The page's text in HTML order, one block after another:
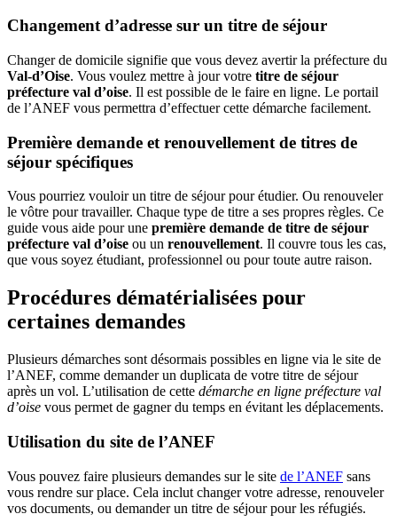
Changement d’adresse sur un titre de séjour
Changer de domicile signifie que vous devez avertir la préfecture du
Val-d’Oise. Vous voulez mettre à jour votre titre de séjour
préfecture val d’oise. Il est possible de le faire en ligne. Le portail
de l’ANEF vous permettra d’effectuer cette démarche facilement.
Première demande et renouvellement de titres de
séjour spécifiques
Vous pourriez vouloir un titre de séjour pour étudier. Ou renouveler
le vôtre pour travailler. Chaque type de titre a ses propres règles. Ce
guide vous aide pour une première demande de titre de séjour
préfecture val d’oise ou un renouvellement. Il couvre tous les cas,
que vous soyez étudiant, professionnel ou pour toute autre raison.
Procédures dématérialisées pour
certaines demandes
Plusieurs démarches sont désormais possibles en ligne via le site de
l’ANEF, comme demander un duplicata de votre titre de séjour
après un vol. L’utilisation de cette démarche en ligne préfecture val
d’oise vous permet de gagner du temps en évitant les déplacements.
Utilisation du site de l’ANEF
Vous pouvez faire plusieurs demandes sur le site de l’ANEF sans
vous rendre sur place. Cela inclut changer votre adresse, renouveler
vos documents, ou demander un titre de séjour pour les réfugiés.